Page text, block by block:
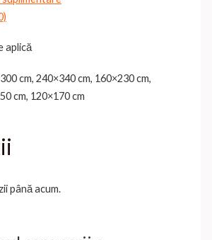
aplică
cm, 240×340 cm, 160×230 cm,
cm, 120×170 cm
până acum.